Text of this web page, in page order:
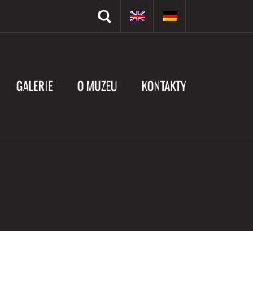
GALERIE O MUZEU KONTAKTY